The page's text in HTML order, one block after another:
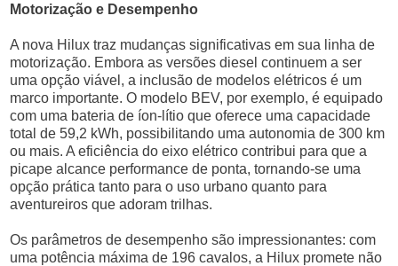
Motorização e Desempenho
A nova Hilux traz mudanças significativas em sua linha de
motorização. Embora as versões diesel continuem a ser
uma opção viável, a inclusão de modelos elétricos é um
marco importante. O modelo BEV, por exemplo, é equipado
com uma bateria de íon-lítio que oferece uma capacidade
total de 59,2 kWh, possibilitando uma autonomia de 300 km
ou mais. A eficiência do eixo elétrico contribui para que a
picape alcance performance de ponta, tornando-se uma
opção prática tanto para o uso urbano quanto para
aventureiros que adoram trilhas.
Os parâmetros de desempenho são impressionantes: com
uma potência máxima de 196 cavalos, a Hilux promete não